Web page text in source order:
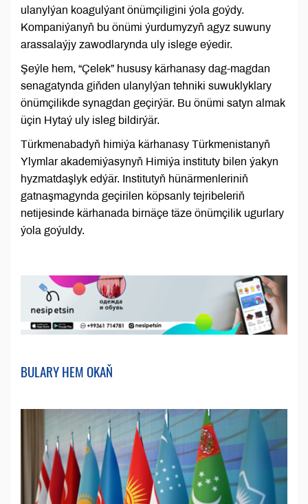
ulanylýan koagulýant önümçiligini ýola goýdy.
Kompaniýanyň bu önümi ýurdumyzyň agyz suwuny
arassalaýjy zawodlarynda uly islege eýedir.
Şeýle hem, “Çelek” hususy kärhanasy dag-magdan
senagatynda giňden ulanylýan tehniki suwuklyklary
önümçilikde synagdan geçirýär. Bu önümi satyn almak
üçin Hytaý uly isleg bildirýär.
Türkmenabadyň himiýa kärhanasy Türkmenistanyň
Ylymlar akademiýasynyň Himiýa instituty bilen ýakyn
hyzmatdaşlyk edýär. Institutyň hünärmenleriniň
gatnaşmagynda geçirilen köpsanly tejribeleriň
netijesinde kärhanada birnäçe täze önümçilik ugurlary
ýola goýuldy.
BULARY HEM OKAŇ